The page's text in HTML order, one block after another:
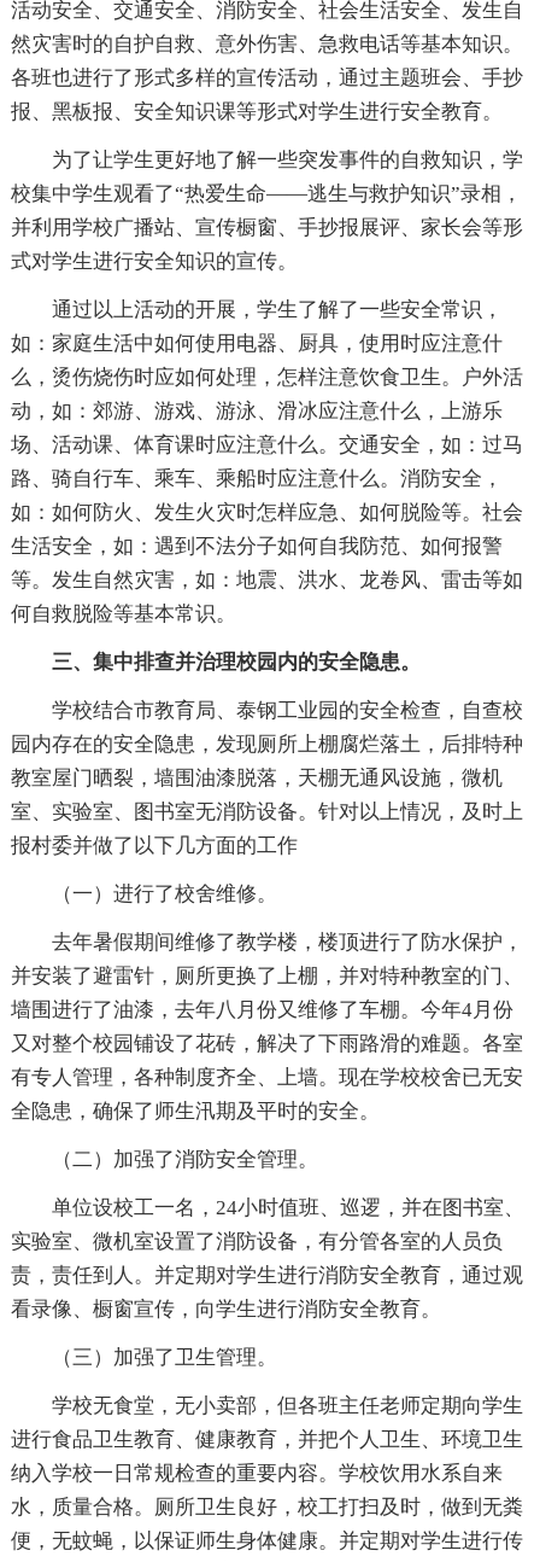
活动安全、交通安全、消防安全、社会生活安全、发生自
然灾害时的自护自救、意外伤害、急救电话等基本知识。
各班也进行了形式多样的宣传活动，通过主题班会、手抄
报、黑板报、安全知识课等形式对学生进行安全教育。
为了让学生更好地了解一些突发事件的自救知识，学
校集中学生观看了“热爱生命——逃生与救护知识”录相，
并利用学校广播站、宣传橱窗、手抄报展评、家长会等形
式对学生进行安全知识的宣传。
通过以上活动的开展，学生了解了一些安全常识，
如：家庭生活中如何使用电器、厨具，使用时应注意什
么，烫伤烧伤时应如何处理，怎样注意饮食卫生。户外活
动，如：郊游、游戏、游泳、滑冰应注意什么，上游乐
场、活动课、体育课时应注意什么。交通安全，如：过马
路、骑自行车、乘车、乘船时应注意什么。消防安全，
如：如何防火、发生火灾时怎样应急、如何脱险等。社会
生活安全，如：遇到不法分子如何自我防范、如何报警
等。发生自然灾害，如：地震、洪水、龙卷风、雷击等如
何自救脱险等基本常识。
三、集中排查并治理校园内的安全隐患。
学校结合市教育局、泰钢工业园的安全检查，自查校
园内存在的安全隐患，发现厕所上棚腐烂落土，后排特种
教室屋门晒裂，墙围油漆脱落，天棚无通风设施，微机
室、实验室、图书室无消防设备。针对以上情况，及时上
报村委并做了以下几方面的工作
（一）进行了校舍维修。
去年暑假期间维修了教学楼，楼顶进行了防水保护，
并安装了避雷针，厕所更换了上棚，并对特种教室的门、
墙围进行了油漆，去年八月份又维修了车棚。今年4月份
又对整个校园铺设了花砖，解决了下雨路滑的难题。各室
有专人管理，各种制度齐全、上墙。现在学校校舍已无安
全隐患，确保了师生汛期及平时的安全。
（二）加强了消防安全管理。
单位设校工一名，24小时值班、巡逻，并在图书室、
实验室、微机室设置了消防设备，有分管各室的人员负
责，责任到人。并定期对学生进行消防安全教育，通过观
看录像、橱窗宣传，向学生进行消防安全教育。
（三）加强了卫生管理。
学校无食堂，无小卖部，但各班主任老师定期向学生
进行食品卫生教育、健康教育，并把个人卫生、环境卫生
纳入学校一日常规检查的重要内容。学校饮用水系自来
水，质量合格。厕所卫生良好，校工打扫及时，做到无粪
便，无蚊蝇，以保证师生身体健康。并定期对学生进行传